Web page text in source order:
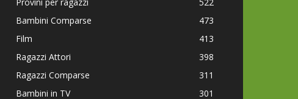
Bambini Comparse
473
Film
413
Ragazzi Attori
398
Ragazzi Comparse
311
Bambini in TV
301